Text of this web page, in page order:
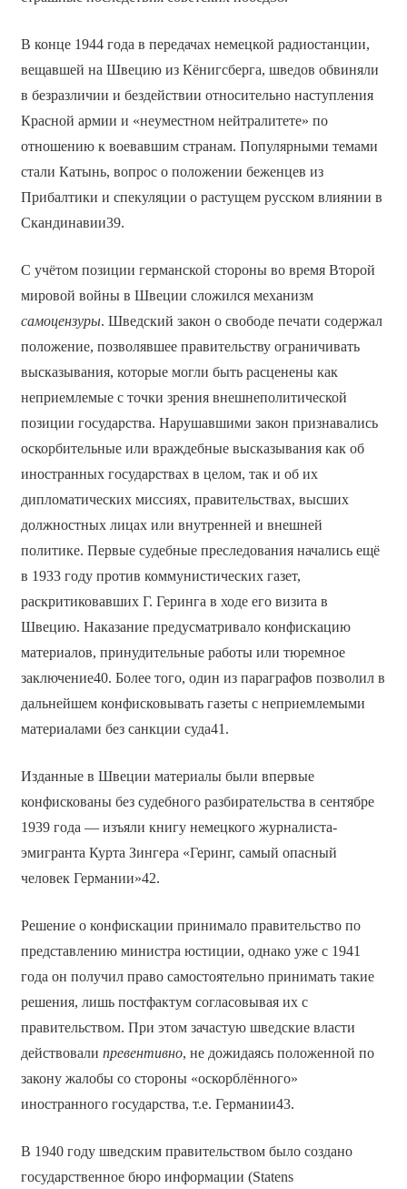
В конце 1944 года в передачах немецкой радиостанции,
вещавшей на Швецию из Кёнигсберга, шведов обвиняли
в безразличии и бездействии относительно наступления
Красной армии и «неуместном нейтралитете» по
отношению к воевавшим странам. Популярными темами
стали Катынь, вопрос о положении беженцев из
Прибалтики и спекуляции о растущем русском влиянии в
Скандинавии39.
С учётом позиции германской стороны во время Второй
мировой войны в Швеции сложился механизм
самоцензуры. Шведский закон о свободе печати содержал
положение, позволявшее правительству ограничивать
высказывания, которые могли быть расценены как
неприемлемые с точки зрения внешнеполитической
позиции государства. Нарушавшими закон признавались
оскорбительные или враждебные высказывания как об
иностранных государствах в целом, так и об их
дипломатических миссиях, правительствах, высших
должностных лицах или внутренней и внешней
политике. Первые судебные преследования начались ещё
в 1933 году против коммунистических газет,
раскритиковавших Г. Геринга в ходе его визита в
Швецию. Наказание предусматривало конфискацию
материалов, принудительные работы или тюремное
заключение40. Более того, один из параграфов позволил в
дальнейшем конфисковывать газеты с неприемлемыми
материалами без санкции суда41.
Изданные в Швеции материалы были впервые
конфискованы без судебного разбирательства в сентябре
1939 года — изъяли книгу немецкого журналиста-
эмигранта Курта Зингера «Геринг, самый опасный
человек Германии»42.
Решение о конфискации принимало правительство по
представлению министра юстиции, однако уже с 1941
года он получил право самостоятельно принимать такие
решения, лишь постфактум согласовывая их с
правительством. При этом зачастую шведские власти
действовали превентивно, не дожидаясь положенной по
закону жалобы со стороны «оскорблённого»
иностранного государства, т.е. Германии43.
В 1940 году шведским правительством было создано
государственное бюро информации (Statens